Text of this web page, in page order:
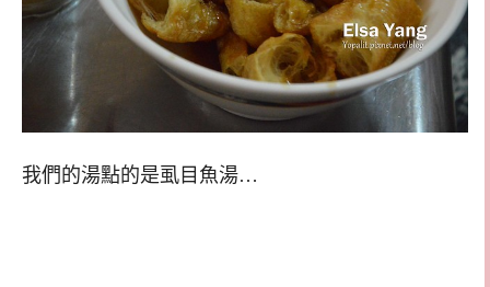
我們的湯點的是虱目魚湯…